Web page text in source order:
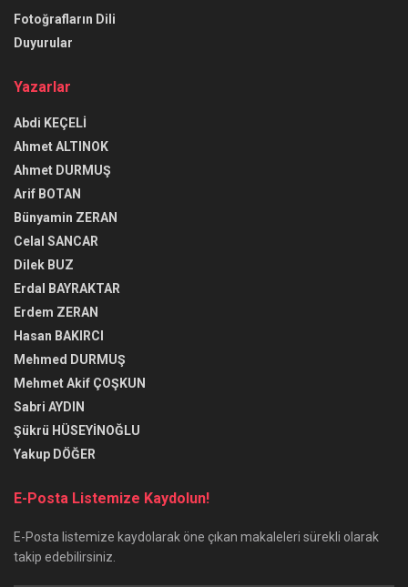
Fotoğrafların Dili
Duyurular
Yazarlar
Abdi KEÇELİ
Ahmet ALTINOK
Ahmet DURMUŞ
Arif BOTAN
Bünyamin ZERAN
Celal SANCAR
Dilek BUZ
Erdal BAYRAKTAR
Erdem ZERAN
Hasan BAKIRCI
Mehmed DURMUŞ
Mehmet Akif ÇOŞKUN
Sabri AYDIN
Şükrü HÜSEYİNOĞLU
Yakup DÖĞER
E-Posta Listemize Kaydolun!
E-Posta listemize kaydolarak öne çıkan makaleleri sürekli olarak
takip edebilirsiniz.